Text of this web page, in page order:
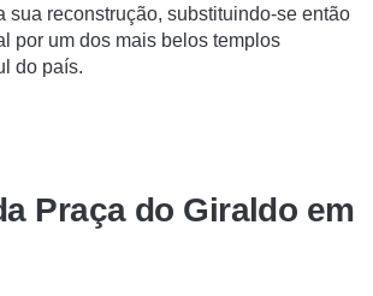
sua reconstrução, substituindo-se então
por um dos mais belos templos
do país.
Praça do Giraldo em